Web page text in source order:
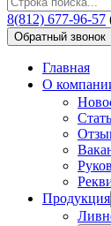
8(812) 677-96-57
Обратный звонок
Главная
О
Продукция